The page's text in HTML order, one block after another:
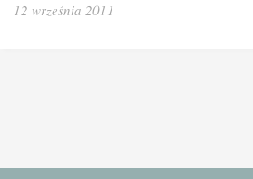
12 września 2011